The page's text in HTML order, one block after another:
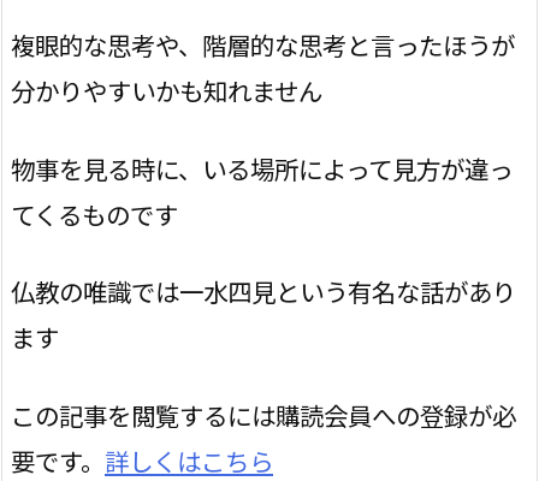
複眼的な思考や、階層的な思考と言ったほうが
分かりやすいかも知れません
物事を見る時に、いる場所によって見方が違っ
てくるものです
仏教の唯識では一水四見という有名な話があり
ます
この記事を閲覧するには購読会員への登録が必
要です。 詳しくはこちら